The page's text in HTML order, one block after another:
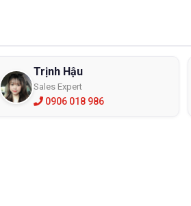
Trịnh Hậu
Sales Expert
0906 018 986